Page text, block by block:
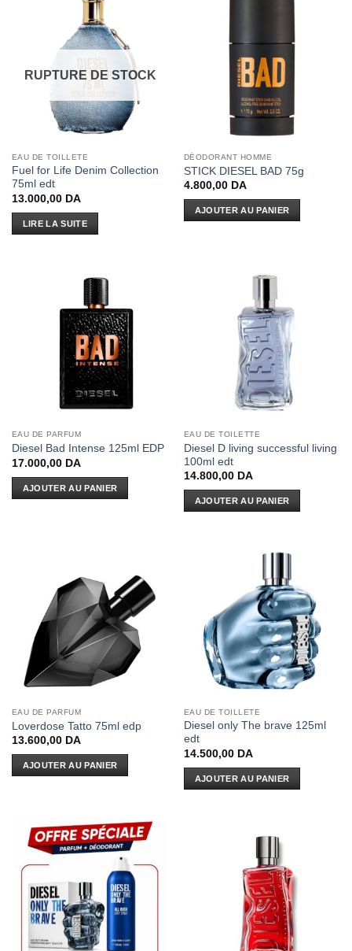
RUPTURE DE STOCK
EAU DE TOILLETE
Fuel for Life Denim Collection
75ml edt
13.000,00 DA
LIRE LA SUITE
DÉODORANT HOMME
STICK DIESEL BAD 75g
4.800,00 DA
AJOUTER AU PANIER
EAU DE PARFUM
Diesel Bad Intense 125ml EDP
17.000,00 DA
AJOUTER AU PANIER
EAU DE TOILETTE
Diesel D living successful living
100ml edt
14.800,00 DA
AJOUTER AU PANIER
EAU DE PARFUM
Loverdose Tatto 75ml edp
13.600,00 DA
AJOUTER AU PANIER
EAU DE TOILLETE
Diesel only The brave 125ml
edt
14.500,00 DA
AJOUTER AU PANIER